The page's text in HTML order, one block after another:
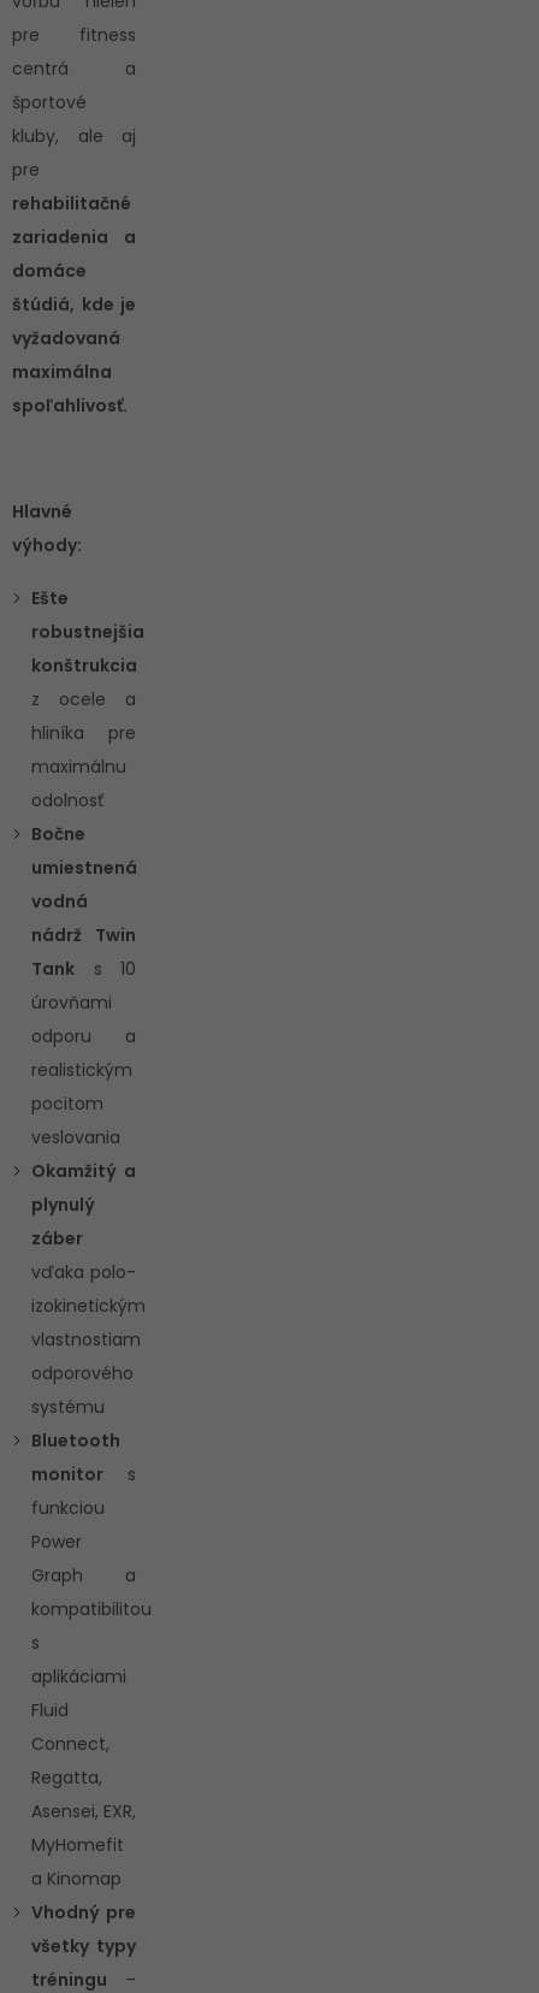
pre fitness
centrá a
športové
kluby, ale aj
pre
rehabilitačné
zariadenia a
domáce
štúdiá, kde je
vyžadovaná
maximálna
spoľahlivosť.
Hlavné
výhody:
Ešte
robustnejšia
konštrukcia
z ocele a
hliníka pre
maximálnu
odolnosť
Bočne
umiestnená
vodná
nádrž Twin
Tank s 10
úrovňami
odporu a
realistickým
pocitom
veslovania
Okamžitý a
plynulý
záber
vďaka polo-
izokinetickým
vlastnostiam
odporového
systému
Bluetooth
monitor s
funkciou
Power
Graph a
kompatibilitou
s
aplikáciami
Fluid
Connect,
Regatta,
Asensei, EXR,
MyHomefit
a Kinomap
Vhodný pre
všetky typy
tréningu –